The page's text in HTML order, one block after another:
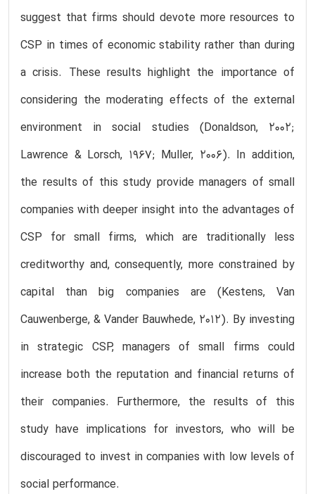
suggest that firms should devote more resources to
CSP in times of economic stability rather than during
a crisis. These results highlight the importance of
considering the moderating effects of the external
environment in social studies (Donaldson, 2002;
Lawrence & Lorsch, 1967; Muller, 2006). In addition,
the results of this study provide managers of small
companies with deeper insight into the advantages of
CSP for small firms, which are traditionally less
creditworthy and, consequently, more constrained by
capital than big companies are (Kestens, Van
Cauwenberge, & Vander Bauwhede, 2012). By investing
in strategic CSP, managers of small firms could
increase both the reputation and financial returns of
their companies. Furthermore, the results of this
study have implications for investors, who will be
discouraged to invest in companies with low levels of
social performance.